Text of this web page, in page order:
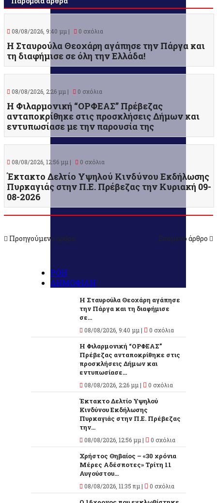
08/08/2026, 9:40 μμ | 0 σχόλια
Η Σταυρούλα Θεοχάρη αγάπησε την Πάργα και
τη διαφήμισε σε όλη την Ελλάδα!
08/08/2026, 2:26 μμ | 0 σχόλια
Η Φιλαρμονική “ΟΡΦΕΑΣ” Πρέβεζας
ανταποκρίθηκε στις προσκλήσεις Δήμων και
εντυπωσίασε με την παρουσία της
08/08/2026, 12:56 μμ | 0 σχόλια
Έκτακτο Δελτίο Υψηλού Κινδύνου Εκδήλωσης
Πυρκαγιάς στην Π.Ε. Πρέβεζας την Κυριακή 09-
08-2026
Προηγούμενο άρθρο Επόμενο άρθρο
ΡΟΗ
ΔΗΜΟΦΙΛΗ
Η Σταυρούλα Θεοχάρη αγάπησε
την Πάργα και τη διαφήμισε
σε...
08/08/2026, 9:40 μμ | 0 σχόλια
Η Φιλαρμονική “ΟΡΦΕΑΣ”
Πρέβεζας ανταποκρίθηκε στις
προσκλήσεις Δήμων και
εντυπωσίασε...
08/08/2026, 2:26 μμ | 0 σχόλια
Έκτακτο Δελτίο Υψηλού
Κινδύνου Εκδήλωσης
Πυρκαγιάς στην Π.Ε. Πρέβεζας
την...
08/08/2026, 12:56 μμ | 0 σχόλια
Χρήστος Θηβαίος – «30 χρόνια
Μέρες Αδέσποτες» Τρίτη 11
Αυγούστου...
08/08/2026, 11:35 πμ | 0 σχόλια